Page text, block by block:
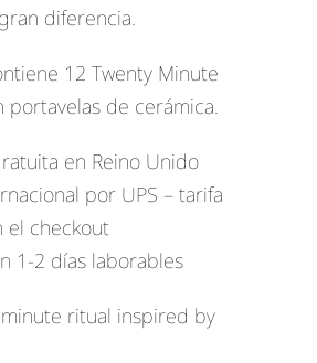
diferencia.
12 Twenty Minute
portavelas de cerámica.
en Reino Unido
por UPS – tarifa
el checkout
1-2 días laborables
ritual inspired by